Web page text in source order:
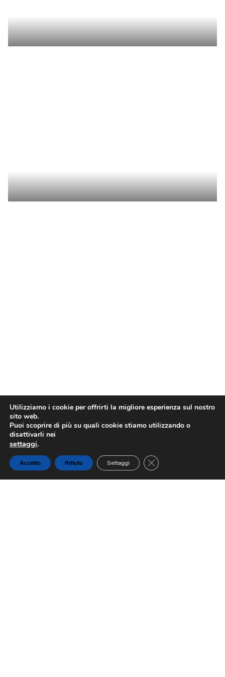
Utilizziamo i cookie per offrirti la migliore esperienza sul nostro
sito web.
Puoi scoprire di più su quali cookie stiamo utilizzando o
disattivarli nei
settaggi.
Accetto Rifiuto Settaggi Close GDPR Cookie